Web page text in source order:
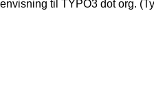
til TYPO3 dot org.